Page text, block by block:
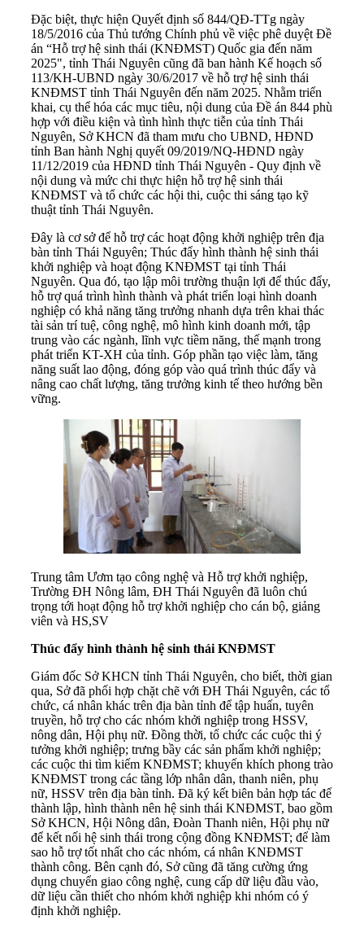
Đặc biệt, thực hiện Quyết định số 844/QĐ-TTg ngày
18/5/2016 của Thủ tướng Chính phủ về việc phê duyệt Đề
án “Hỗ trợ hệ sinh thái (KNĐMST) Quốc gia đến năm
2025", tỉnh Thái Nguyên cũng đã ban hành Kế hoạch số
113/KH-UBND ngày 30/6/2017 về hỗ trợ hệ sinh thái
KNĐMST tỉnh Thái Nguyên đến năm 2025. Nhằm triển
khai, cụ thể hóa các mục tiêu, nội dung của Đề án 844 phù
hợp với điều kiện và tình hình thực tiễn của tỉnh Thái
Nguyên, Sở KHCN đã tham mưu cho UBND, HĐND
tỉnh Ban hành Nghị quyết 09/2019/NQ-HĐND ngày
11/12/2019 của HĐND tỉnh Thái Nguyên - Quy định về
nội dung và mức chi thực hiện hỗ trợ hệ sinh thái
KNĐMST và tổ chức các hội thi, cuộc thi sáng tạo kỹ
thuật tỉnh Thái Nguyên.
Đây là cơ sở để hỗ trợ các hoạt động khởi nghiệp trên địa
bàn tỉnh Thái Nguyên; Thúc đẩy hình thành hệ sinh thái
khởi nghiệp và hoạt động KNĐMST tại tỉnh Thái
Nguyên. Qua đó, tạo lập môi trường thuận lợi để thúc đẩy,
hỗ trợ quá trình hình thành và phát triển loại hình doanh
nghiệp có khả năng tăng trưởng nhanh dựa trên khai thác
tài sản trí tuệ, công nghệ, mô hình kinh doanh mới, tập
trung vào các ngành, lĩnh vực tiềm năng, thế mạnh trong
phát triển KT-XH của tỉnh. Góp phần tạo việc làm, tăng
năng suất lao động, đóng góp vào quá trình thúc đẩy và
nâng cao chất lượng, tăng trưởng kinh tế theo hướng bền
vững.
Trung tâm Ươm tạo công nghệ và Hỗ trợ khởi nghiệp,
Trường ĐH Nông lâm, ĐH Thái Nguyên đã luôn chú
trọng tới hoạt động hỗ trợ khởi nghiệp cho cán bộ, giảng
viên và HS,SV
Thúc đẩy hình thành hệ sinh thái KNĐMST
Giám đốc Sở KHCN tỉnh Thái Nguyên, cho biết, thời gian
qua, Sở đã phối hợp chặt chẽ với ĐH Thái Nguyên, các tổ
chức, cá nhân khác trên địa bàn tỉnh để tập huấn, tuyên
truyền, hỗ trợ cho các nhóm khởi nghiệp trong HSSV,
nông dân, Hội phụ nữ. Đồng thời, tổ chức các cuộc thi ý
tưởng khởi nghiệp; trưng bầy các sản phẩm khởi nghiệp;
các cuộc thi tìm kiếm KNĐMST; khuyến khích phong trào
KNĐMST trong các tầng lớp nhân dân, thanh niên, phụ
nữ, HSSV trên địa bàn tỉnh. Đã ký kết biên bản hợp tác để
thành lập, hình thành nên hệ sinh thái KNĐMST, bao gồm
Sở KHCN, Hội Nông dân, Đoàn Thanh niên, Hội phụ nữ
để kết nối hệ sinh thái trong cộng đồng KNĐMST; để làm
sao hỗ trợ tốt nhất cho các nhóm, cá nhân KNĐMST
thành công. Bên cạnh đó, Sở cũng đã tăng cường ứng
dụng chuyển giao công nghệ, cung cấp dữ liệu đầu vào,
dữ liệu cần thiết cho nhóm khởi nghiệp khi nhóm có ý
định khởi nghiệp.